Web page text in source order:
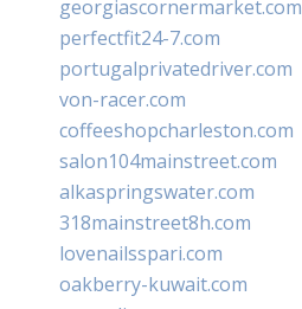
georgiascornermarket.com
perfectfit24-7.com
portugalprivatedriver.com
von-racer.com
coffeeshopcharleston.com
salon104mainstreet.com
alkaspringswater.com
318mainstreet8h.com
lovenailsspari.com
oakberry-kuwait.com